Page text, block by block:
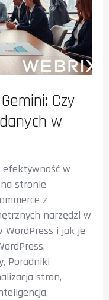
Czy
w
efektywność w
stronie
z
narzędzi w
WordPress i jak je
,
, Poradniki
stron,
,